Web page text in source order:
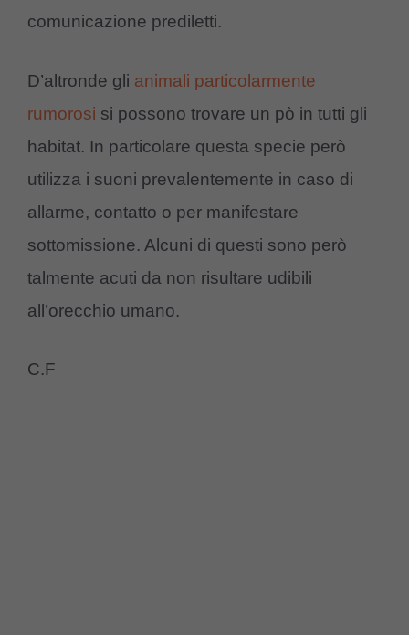
comunicazione prediletti.
D’altronde gli animali particolarmente
rumorosi si possono trovare un pò in tutti gli
habitat. In particolare questa specie però
utilizza i suoni prevalentemente in caso di
allarme, contatto o per manifestare
sottomissione. Alcuni di questi sono però
talmente acuti da non risultare udibili
all’orecchio umano.
C.F